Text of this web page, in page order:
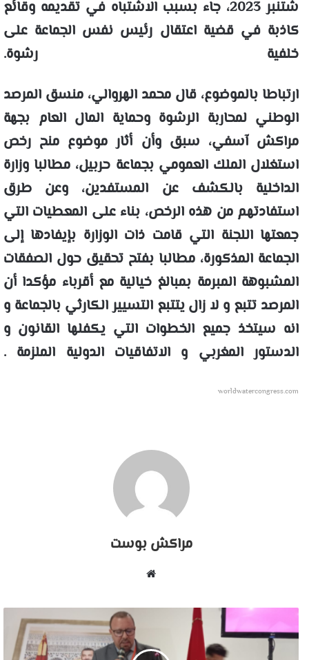
شتنبر 2023، جاء بسبب الاشتباه في تقديمه وقائع
كاذبة في قضية اعتقال رئيس نفس الجماعة على
خلفية رشوة.
ارتباطا بالموضوع، قال محمد الهروالي، منسق المرصد
الوطني لمحاربة الرشوة وحماية المال العام بجهة
مراكش آسفي، سبق وأن أثار موضوع منح رخص
استغلال الملك العمومي بجماعة حربيل، مطالبا وزارة
الداخلية بالكشف عن المستفدين، وعن طرق
استفادتهم من هذه الرخص، بناء على المعطيات التي
جمعتها اللجنة التي قامت ذات الوزارة بإيفادها إلى
الجماعة المذكورة، مطالبا بفتح تحقيق حول الصفقات
المشبوهة المبرمة بمبالغ خيالية مع أقرباء مؤكدا أن
المرصد تتبع و لا زال يتتبع التسيير الكارثي بالجماعة و
انه سيتخذ جميع الخطوات التي يكفلها القانون و
الدستور المغربي و الاتفاقيات الدولية الملزمة .
worldwatercongress.com
مراكش بوست